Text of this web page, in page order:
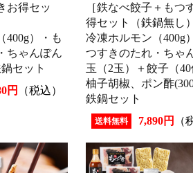
お得セッ
400g）・も
ちゃんぽん
セット
円
（税込）
［鉄なべ餃子＋もつ
得セット（鉄鍋無し
冷凍ホルモン（400g
つすきのたれ・ちゃ
玉（2玉）＋餃子（40
柚子胡椒、ポン酢
鉄鍋セット
送料無料 7,890円 （